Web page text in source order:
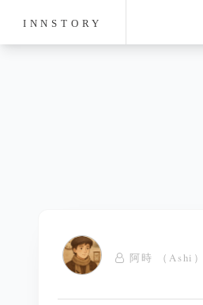
INNSTORY
阿時 （Ashi）